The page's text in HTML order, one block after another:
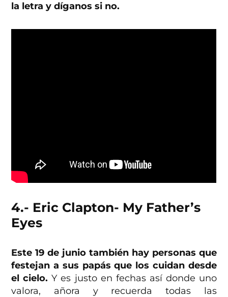
la letra y díganos si no.
4.- Eric Clapton- My Father’s
Eyes
Este 19 de junio también hay personas que
festejan a sus papás que los cuidan desde
el cielo. Y es justo en fechas así donde uno
valora, añora y recuerda todas las